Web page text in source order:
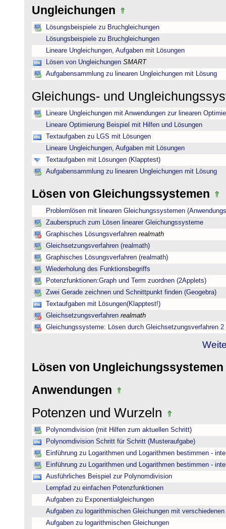
Ungleichungen
Lösungsbeispiele zu Bruchgleichungen
Lösungsbeispiele zu Bruchgleichungen
Lineare Ungleichungen, Aufgaben mit Lösungen
Lösen von Ungleichungen SMART
Aufgabensammlung zu linearen Ungleichungen mit Lösung
Gleichungs- und
Lineare Ungleichungen mit Anwendungen zur linearen
Lineare Optimierung Beispiel mit Hilfen und Lösungen
Textaufgaben zu LGS mit Lösungen
Lineare Ungleichungen, Aufgaben mit Lösungen
Textaufgaben mit Lösungen (Klapptest)
Aufgabensammlung zu linearen Ungleichungen mit Lösung
Lösen von Gleichungssystemen
Problemlösen mit linearen Gleichungssystemen
Zauberspruch zum Lösen linearer Gleichungssysteme
Graphisches Lösungsverfahren realmath
Gleichsetzungsverfahren (realmath)
Graphisches Lösungsverfahren (realmath)
Wiederholung des Funktionsbegriffs
Potenzfunktionen:Graph und Term zuordnen (2Applets)
Zwei Gerade zeichnen und Schnittpunkt finden (Geogebra)
Textaufgaben mit Lösungen(Klapptest!)
Gleichsetzungsverfahren realmath
Gleichungssysteme: Lösen durch Gleichsetzungsverfahren 2
Lösen von Ungleichungssystemen
Anwendungen
Potenzen und Wurzeln
Polynomdivision (mit Hilfen zum aktuellen Schritt)
Polynomdivision Schritt für Schritt (Musteraufgabe)
Einführung zu Logarithmen und Logarithmen bestimmen -
Einführung zu Logarithmen und Logarithmen bestimmen -
Ausführliches Beispiel zur Polynomdivision
Lernpfad zu einfachen Potenzfunktionen
Aufgaben zu Exponentialgleichungen
Aufgaben zu logarithmischen Gleichungen mit verschiedenen
Aufgaben zu logarithmischen Gleichungen